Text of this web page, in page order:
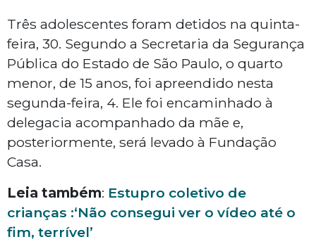
Três adolescentes foram detidos na quinta-
feira, 30. Segundo a Secretaria da Segurança
Pública do Estado de São Paulo, o quarto
menor, de 15 anos, foi apreendido nesta
segunda-feira, 4. Ele foi encaminhado à
delegacia acompanhado da mãe e,
posteriormente, será levado à Fundação
Casa.
Leia também: Estupro coletivo de
crianças :‘Não consegui ver o vídeo até o
fim, terrível’